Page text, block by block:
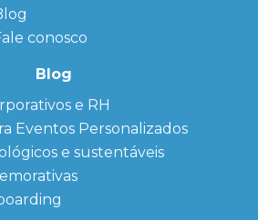
Personalizado
personalizados
Brindes
Corporativos
Copos Térmicos
Personalizados
Datas Especiais
Ecobag
Personalizada
conosco
Blog
e RH
Eventos Personalizados
e sustentáveis